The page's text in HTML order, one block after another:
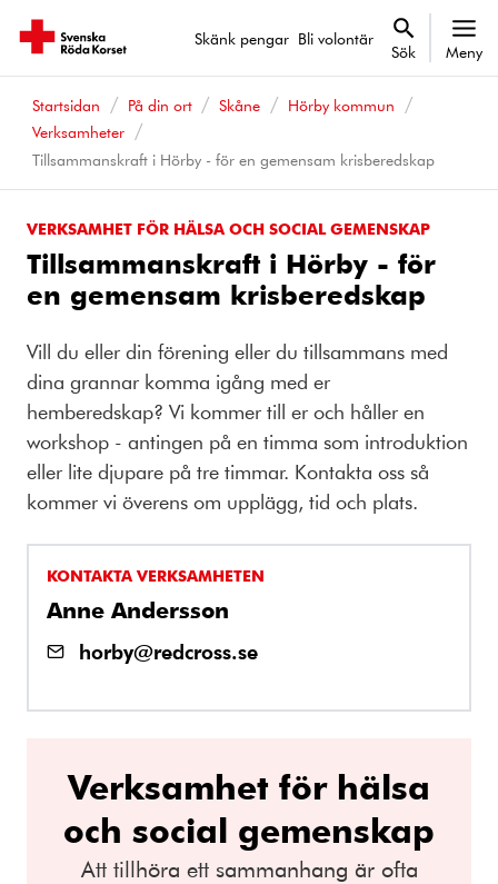
Skänk pengar Bli volontär
Sök Meny
Startsidan På din ort Skåne
Hörby kommun
Verksamheter
Tillsammanskraft i Hörby - för en gemensam krisberedskap
VERKSAMHET FÖR HÄLSA OCH SOCIAL GEMENSKAP
Tillsammanskraft i Hörby - för
en gemensam krisberedskap
Vill du eller din förening eller du tillsammans med
dina grannar komma igång med er
hemberedskap? Vi kommer till er och håller en
workshop - antingen på en timma som introduktion
eller lite djupare på tre timmar. Kontakta oss så
kommer vi överens om upplägg, tid och plats.
KONTAKTA VERKSAMHETEN
Anne Andersson
horby@redcross.se
Verksamhet för hälsa
och social gemenskap
Att tillhöra ett sammanhang är ofta